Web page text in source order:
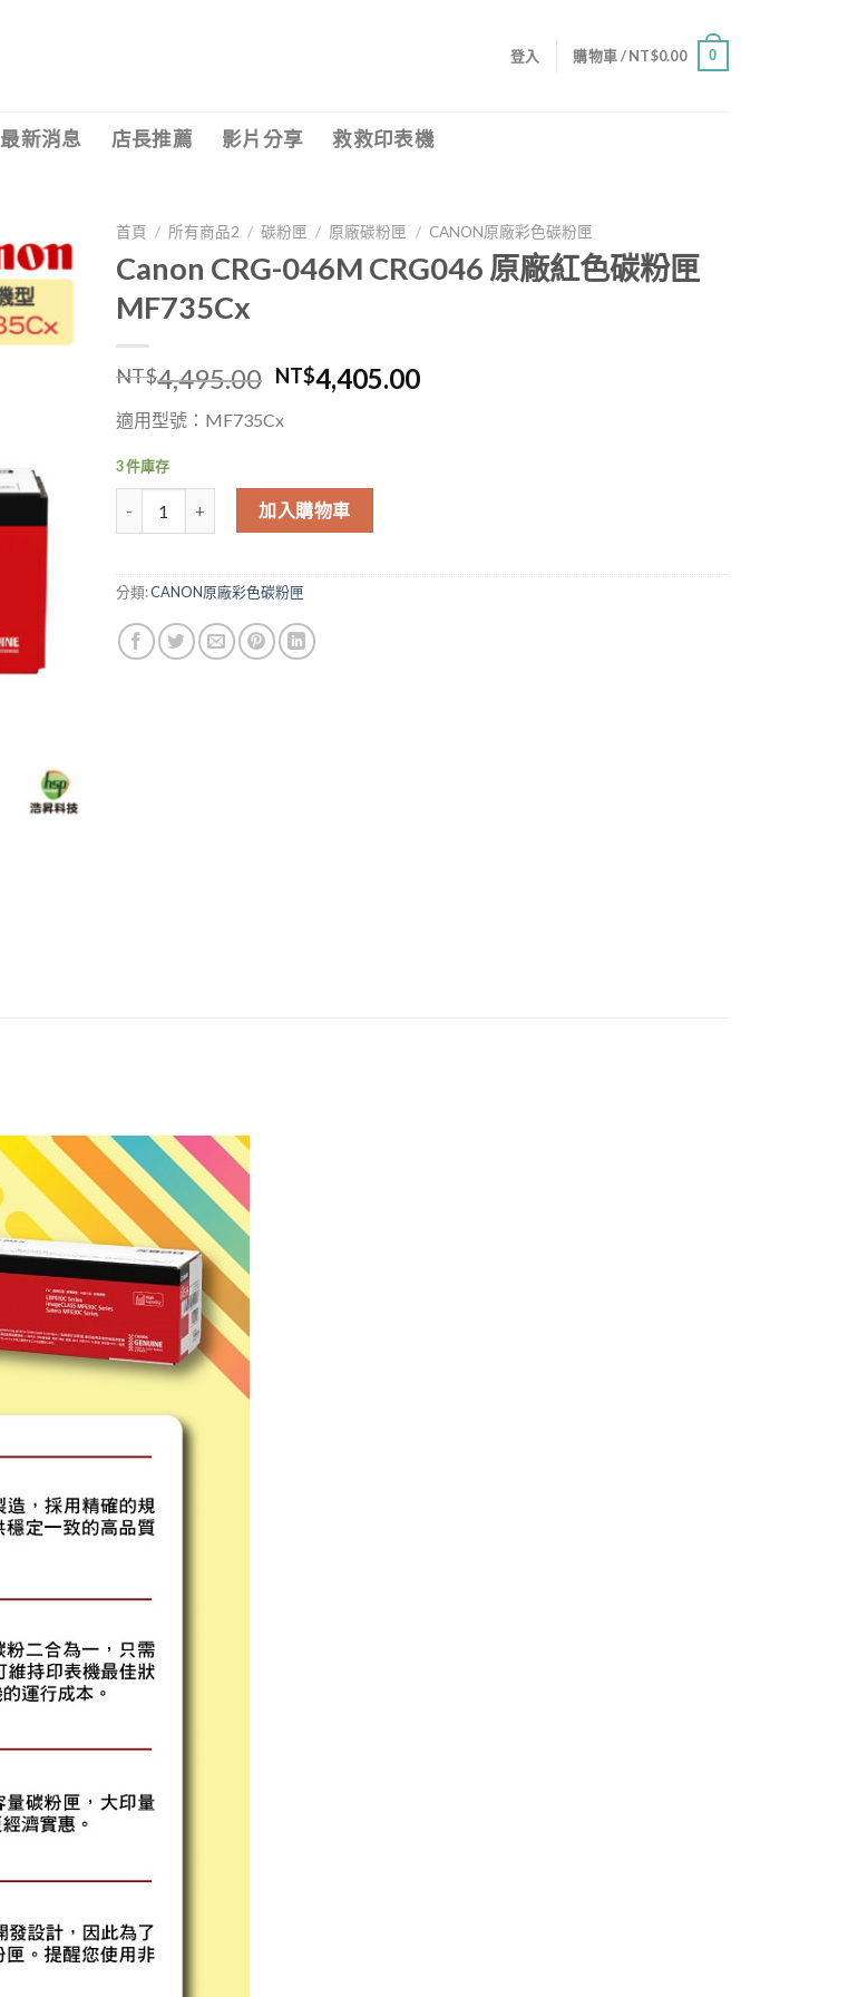
登入 購物車 /NT$0.00 0
最新消息 店長推薦 影片分享 救救印表機
首頁 / 所有商品2 / 碳粉匣 / 原廠碳粉匣 / CANON原廠彩色碳粉匣
Canon CRG-046M CRG046 原廠紅色碳粉匣
MF735Cx
NT$4,495.00 原
價
NT$4,495.00。
NT$4,405.00目
適用型號：MF735Cx
3 件庫存
Canon CRG-046M CRG046 原廠紅色碳粉匣 MF735Cx 數量
加入購物車
分類:CANON原廠彩色碳粉匣